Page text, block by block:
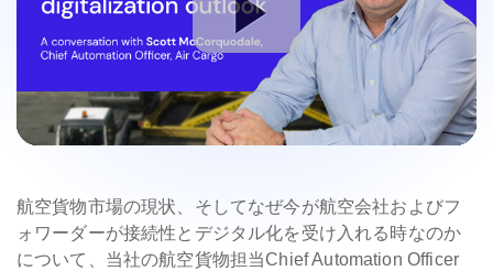
航空貨物市場の現状、そしてなぜ今が航空会社およびフ
ォワーダーが接続性とデジタル化を受け入れる時なのか
について、当社の航空貨物担当Chief Automation Officer